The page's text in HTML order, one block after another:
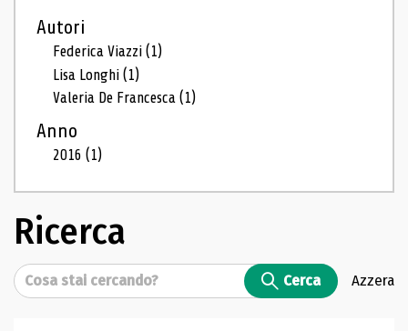
Autori
Federica Viazzi(1)
Lisa Longhi(1)
Valeria De Francesca(1)
Anno
2016(1)
Ricerca
Cerca Cerca Azzera